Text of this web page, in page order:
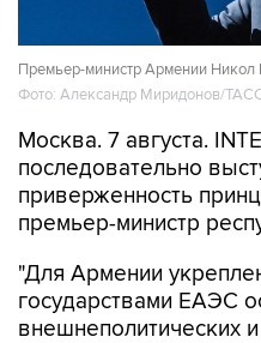
Премьер-министр Армении
Фото: Александр Миридонов/
Москва. 7 августа.
последовательно
приверженность
премьер-министр
"Для Армении
государствами ЕАЭС
внешнеполитических